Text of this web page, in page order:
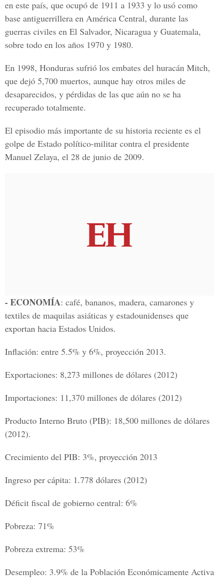
en este país, que ocupó de 1911 a 1933 y lo usó como
base antiguerrillera en América Central, durante las
guerras civiles en El Salvador, Nicaragua y Guatemala,
sobre todo en los años 1970 y 1980.
En 1998, Honduras sufrió los embates del huracán Mitch,
que dejó 5,700 muertos, aunque hay otros miles de
desaparecidos, y pérdidas de las que aún no se ha
recuperado totalmente.
El episodio más importante de su historia reciente es el
golpe de Estado político-militar contra el presidente
Manuel Zelaya, el 28 de junio de 2009.
- ECONOMÍA: café, bananos, madera, camarones y
textiles de maquilas asiáticas y estadounidenses que
exportan hacia Estados Unidos.
Inflación: entre 5.5% y 6%, proyección 2013.
Exportaciones: 8,273 millones de dólares (2012)
Importaciones: 11,370 millones de dólares (2012)
Producto Interno Bruto (PIB): 18,500 millones de dólares
(2012).
Crecimiento del PIB: 3%, proyección 2013
Ingreso per cápita: 1.778 dólares (2012)
Déficit fiscal de gobierno central: 6%
Pobreza: 71%
Pobreza extrema: 53%
Desempleo: 3.9% de la Población Económicamente Activa